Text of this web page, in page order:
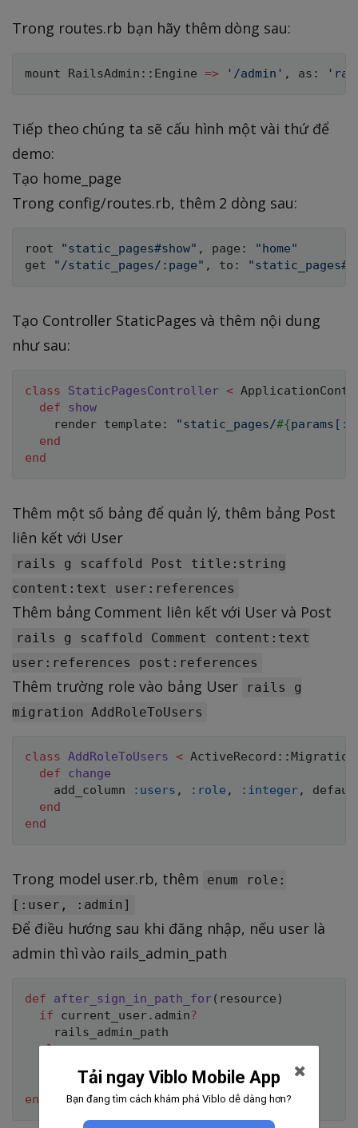
Trong routes.rb bạn hãy thêm dòng sau:
mount RailsAdmin : : Engine => '/admin' , as :
Tiếp theo chúng ta sẽ cấu hình một vài thứ để
demo:
Tạo home_page
Trong config/routes.rb, thêm 2 dòng sau:
root "static_pages#show" , page :
"home"
get
"/static_pages/:page" , to :
Tạo Controller StaticPages và thêm nội dung
như sau:
class StaticPagesController <
def
show
    render template
: "static_pages/#{params [
end
end
Thêm một số bảng để quản lý, thêm bảng Post
liên kết với User
rails g scaffold Post title:string
content:text user:references
Thêm bảng Comment liên kết với User và Post
rails g scaffold Comment content:text
user:references post:references
Thêm trường role vào bảng User
rails g
migration AddRoleToUsers
class AddRoleToUsers < ActiveRecord : :Migration
def
change
    add_column
:users , :role , :integer,
end
end
Trong model user.rb, thêm
enum role:
[:user, :admin]
Để điều hướng sau khi đăng nhập, nếu user là
admin thì vào rails_admin_path
def after_sign_in_path_for( resource )
if current_user. admin?
    rails_admin_path
else
    root_path
end
Tải ngay Viblo Mobile App
Bạn đang tìm cách khám phá Viblo dễ dàng hơn?